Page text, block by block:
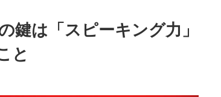
鍵は「スピーキング力」
と